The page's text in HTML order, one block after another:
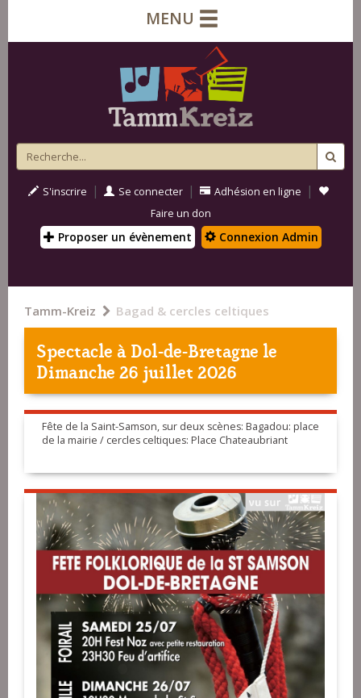
MENU
S'inscrire | Se connecter | Adhésion en ligne |
Faire un don
Proposer un évènement Connexion Admin
Tamm-Kreiz Bagad & cercles celtiques
Spectacle àDol-de-Bretagne le
Dimanche 26 juillet 2026
Fête de la Saint-Samson, sur deux scènes: Bagadou: place
de la mairie / cercles celtiques: Place Chateaubriant